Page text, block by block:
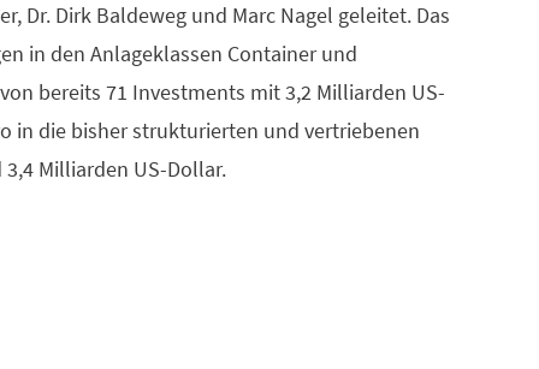
Dr. Dirk Baldeweg und Marc Nagel geleitet. Das
in den Anlageklassen Container und
bereits 71 Investments mit 3,2 Milliarden US-
in die bisher strukturierten und vertriebenen
Milliarden US-Dollar.